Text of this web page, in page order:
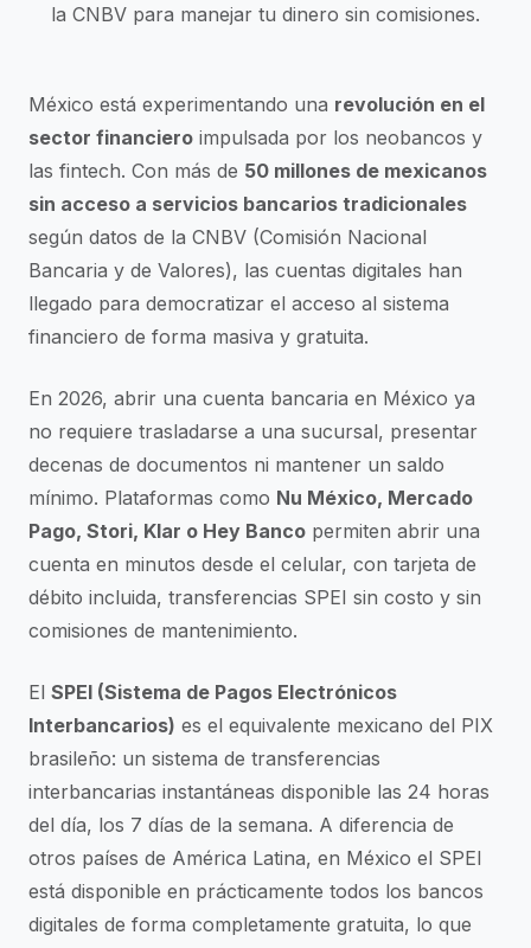
la CNBV para manejar tu dinero sin comisiones.
México está experimentando una revolución en el
sector financiero impulsada por los neobancos y
las fintech. Con más de 50 millones de mexicanos
sin acceso a servicios bancarios tradicionales
según datos de la CNBV (Comisión Nacional
Bancaria y de Valores), las cuentas digitales han
llegado para democratizar el acceso al sistema
financiero de forma masiva y gratuita.
En 2026, abrir una cuenta bancaria en México ya
no requiere trasladarse a una sucursal, presentar
decenas de documentos ni mantener un saldo
mínimo. Plataformas como Nu México, Mercado
Pago, Stori, Klar o Hey Banco permiten abrir una
cuenta en minutos desde el celular, con tarjeta de
débito incluida, transferencias SPEI sin costo y sin
comisiones de mantenimiento.
El SPEI (Sistema de Pagos Electrónicos
Interbancarios) es el equivalente mexicano del PIX
brasileño: un sistema de transferencias
interbancarias instantáneas disponible las 24 horas
del día, los 7 días de la semana. A diferencia de
otros países de América Latina, en México el SPEI
está disponible en prácticamente todos los bancos
digitales de forma completamente gratuita, lo que